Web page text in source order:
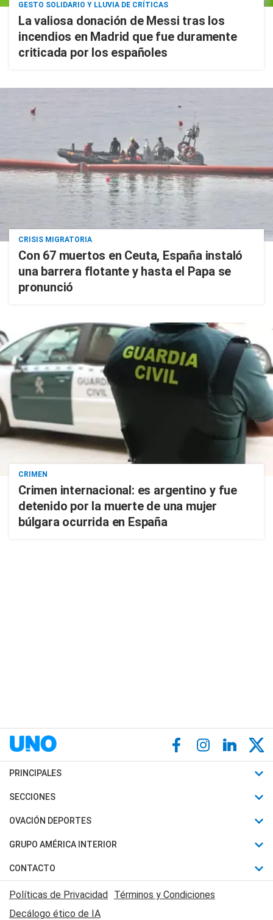
GESTO SOLIDARIO Y LLUVIA DE CRÍTICAS
La valiosa donación de Messi tras los
incendios en Madrid que fue duramente
criticada por los españoles
CRISIS MIGRATORIA
Con 67 muertos en Ceuta, España instaló
una barrera flotante y hasta el Papa se
pronunció
CRIMEN
Crimen internacional: es argentino y fue
detenido por la muerte de una mujer
búlgara ocurrida en España
PRINCIPALES
Últimas Noticias
Política
Judiciales
Economia
SECCIONES
Horóscopo
Motores
Trucos caseros
Series y Películas
Edictos y Solicitadas
OVACIÓN DEPORTES
Fútbol
Mundial
Automovilismo
Rugby
GRUPO AMÉRICA INTERIOR
Canal 7 en Vivo
CONTACTO
Acerca de Nosotros
Contactanos
Políticas de Privacidad Términos y Condiciones
Decálogo ético de IA